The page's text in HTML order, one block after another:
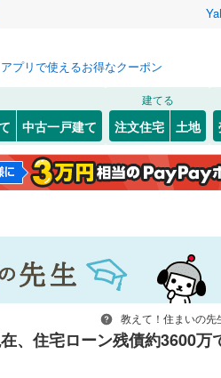
プリで使えるお得なクーポン
中古一戸建て
建てる
注文住宅 土地
教えて！住まいの先
、住宅ローン残債約3600万